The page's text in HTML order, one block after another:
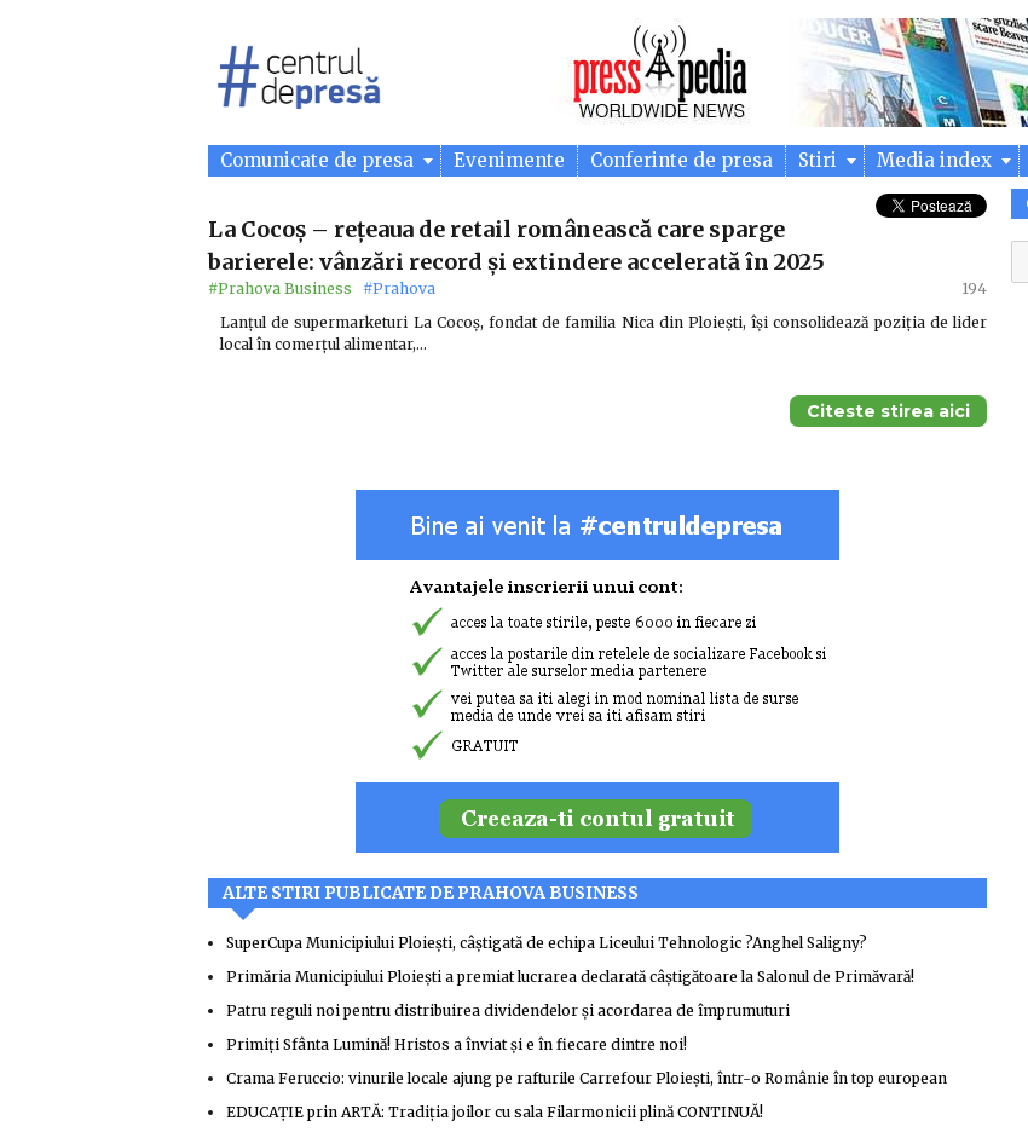
Comunicate de presa Evenimente Conferinte de presa Stiri Media index
La Cocoș – rețeaua de retail românească care sparge
barierele: vânzări record și extindere accelerată în 2025
#Prahova Business #Prahova
194
Lanțul de supermarketuri La Cocoș, fondat de familia Nica din Ploiești, își consolidează poziția de lider
local în comerțul alimentar,…
Citeste stirea aici
ALTE STIRI PUBLICATE DE PRAHOVA BUSINESS
SuperCupa Municipiului Ploiești, câștigată de echipa Liceului Tehnologic ?Anghel Saligny?
Primăria Municipiului Ploiești a premiat lucrarea declarată câștigătoare la Salonul de Primăvară!
Patru reguli noi pentru distribuirea dividendelor și acordarea de împrumuturi
Primiți Sfânta Lumină! Hristos a înviat și e în fiecare dintre noi!
Crama Feruccio: vinurile locale ajung pe rafturile Carrefour Ploiești, într-o Românie în top european
EDUCAȚIE prin ARTĂ: Tradiția joilor cu sala Filarmonicii plină CONTINUĂ!